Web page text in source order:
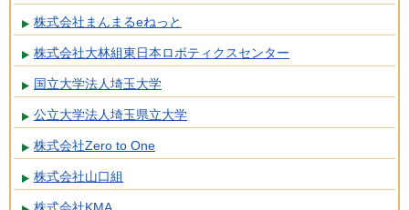
株式会社まんまるeねっと
株式会社大林組東日本ロボティクスセンター
国立大学法人埼玉大学
公立大学法人埼玉県立大学
株式会社Zero to One
株式会社山口組